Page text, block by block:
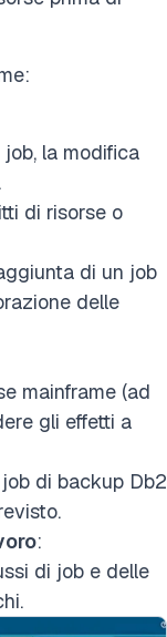
la modifica
di risorse o
di un job
delle
mainframe (ad
gli effetti a
di backup Db2
:
di job e delle